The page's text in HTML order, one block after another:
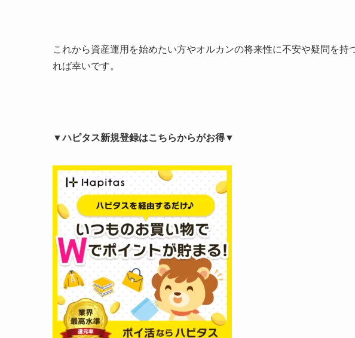
これから資産運用を始めたい方やオルカンの将来性に不安や疑問を
れば幸いです。
▼ハピタス新規登録はこちらからがお得▼